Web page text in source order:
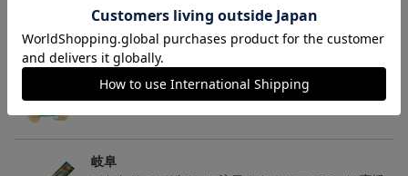
トピックス
岐阜
チームマスコットグッズは、サポーターやファン必
見！今すぐチェックしてみてください！
岐阜